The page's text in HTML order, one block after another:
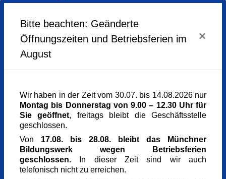
Lieblingsmaterialien und -Stifte können gerne
ABGESAGT
Freitag, 12.06.2026,18.00 - 21.00 Uhr
Veranstaltungsort
Kunst im Turm - St. Clemens
Arnulfstr. 166
80634 München
München
Kursgebühr
128 €
Bitte beachten: Geänderte
Öffnungszeiten und Betriebsferien im
August
×
Wir haben in der Zeit vom 30.07. bis 14.08.2026 nur
Montag bis Donnerstag von 9.00 – 12.30 Uhr für
Sie geöffnet, freitags bleibt die Geschäftsstelle
geschlossen.
Von 17.08. bis 28.08. bleibt das Münchner
Bildungswerk wegen Betriebsferien
geschlossen. In dieser Zeit sind wir auch
telefonisch nicht zu erreichen.